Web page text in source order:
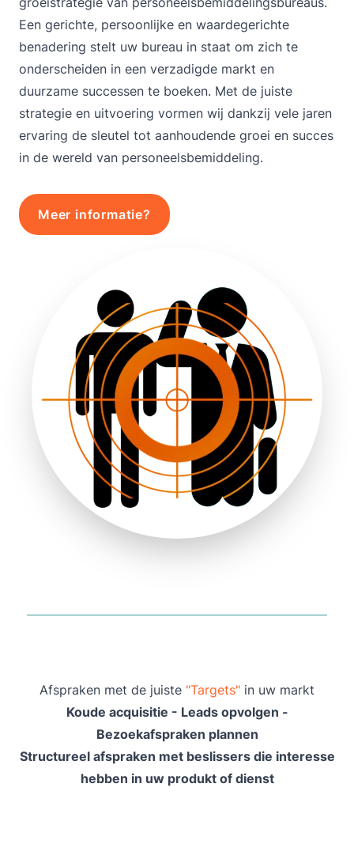
Een gerichte, persoonlijke en waardegerichte
benadering stelt uw bureau in staat om zich te
onderscheiden in een verzadigde markt en
duurzame successen te boeken. Met de juiste
strategie en uitvoering vormen wij dankzij vele jaren
ervaring de sleutel tot aanhoudende groei en succes
in de wereld van personeelsbemiddeling.
Meer informatie?
Afspraken met de juiste "Targets" in uw markt
Koude acquisitie - Leads opvolgen -
Bezoekafspraken plannen
Structureel afspraken met beslissers die interesse
hebben in uw produkt of dienst